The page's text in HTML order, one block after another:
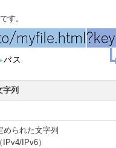
す。
字列
められた文字列
IPv4/IPv6）